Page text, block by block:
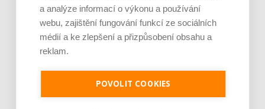
Rajčata, borůvky nebo ořechy. Potraviny,
malý restart. Čerstvé ovoce, zelenina nebo
luštěniny jsou práv...
a analýze informací o výkonu a používání
webu, zajištění fungování funkcí ze sociálních
médií a ke zlepšení a přizpůsobení obsahu a
reklam.
POVOLIT COOKIES